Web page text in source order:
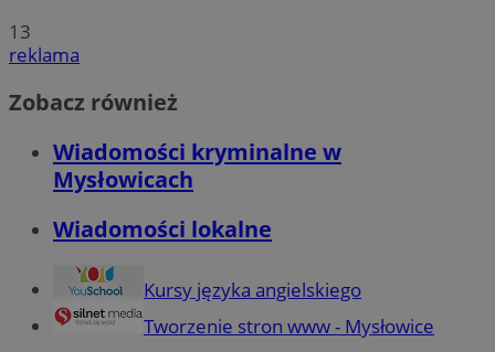
13
reklama
Zobacz również
Wiadomości kryminalne w
Mysłowicach
Wiadomości lokalne
Kursy języka angielskiego
Tworzenie stron www - Mysłowice